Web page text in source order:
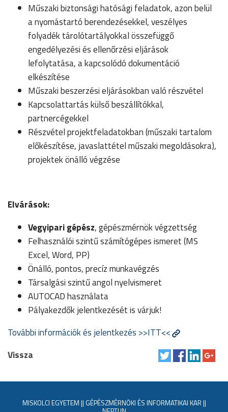
Műszaki biztonsági hatósági feladatok, azon belül
a nyomástartó berendezésekkel, veszélyes
folyadék tárolótartályokkal összefüggő
engedélyezési és ellenőrzési eljárások
lefolytatása, a kapcsolódó dokumentáció
elkészítése
Műszaki beszerzési eljárásokban való részvétel
Kapcsolattartás külső beszállítókkal,
partnercégekkel
Részvétel projektfeladatokban (műszaki tartalom
előkészítése, javaslattétel műszaki megoldásokra),
projektek önálló végzése
Elvárások:
Vegyipari gépész, gépészmérnök végzettség
Felhasználói szintű számítógépes ismeret (MS
Excel, Word, PP)
Önálló, pontos, precíz munkavégzés
Társalgási szintű angol nyelvismeret
AUTOCAD használata
Pályakezdők jelentkezését is várjuk!
További információk és jelentkezés >>ITT<<
Vissza
MISKOLCI EGYETEM || GÉPÉSZMÉRNÖKI ÉS INFORMATIKAI KAR ||